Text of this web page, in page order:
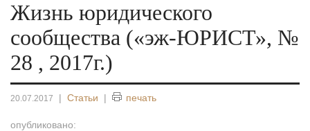
Жизнь юридического
сообщества («эж-ЮРИСТ», №
28 , 2017г.)
20.07.2017 | Статьи | печать
опубликовано: